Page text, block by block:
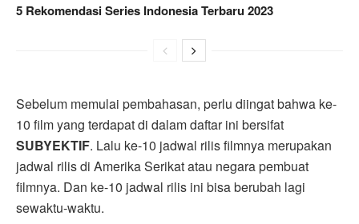
5 Rekomendasi Series Indonesia Terbaru 2023
Sebelum memulai pembahasan, perlu diingat bahwa ke-
10 film yang terdapat di dalam daftar ini bersifat
SUBYEKTIF. Lalu ke-10 jadwal rilis filmnya merupakan
jadwal rilis di Amerika Serikat atau negara pembuat
filmnya. Dan ke-10 jadwal rilis ini bisa berubah lagi
sewaktu-waktu.